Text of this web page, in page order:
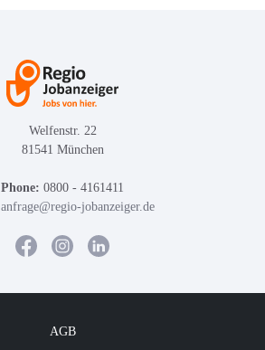
Welfenstr. 22
81541 München
Phone: 0800 - 4161411
anfrage@regio-jobanzeiger.de
AGB